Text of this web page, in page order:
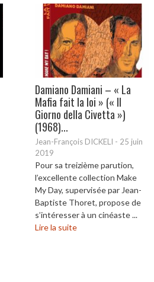
Damiano Damiani – « La
Mafia fait la loi » (« Il
Giorno della Civetta »)
(1968)...
Jean-François DICKELI - 25 juin
2019
Pour sa treizième parution,
l’excellente collection Make
My Day, supervisée par Jean-
Baptiste Thoret, propose de
s’intéresser à un cinéaste ...
Lire la suite